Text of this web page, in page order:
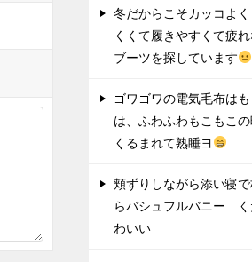
冬だからこそカッコよ
くくて履きやすくて疲
ブーツを探しています
ゴワゴワの電気毛布は
は、ふわふわもこもこ
くるまれて熟睡ヨ
頬ずりしながら添い寝
らバシュフルバニー く
わいい